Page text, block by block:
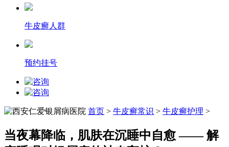
牛皮癣人群
预约挂号
首页 > 牛皮癣常识 > 牛皮癣护理 >
当夜幕降临，肌肤在沉睡中自愈 —— 解